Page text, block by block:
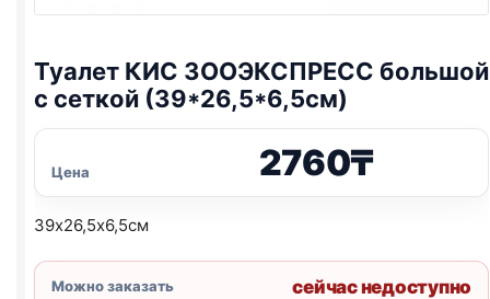
Туалет КИС ЗООЭКСПРЕСС большой
с сеткой (39*26,5*6,5см)
Цена 2760₸
39х26,5х6,5см
Можно заказать сейчас недоступно